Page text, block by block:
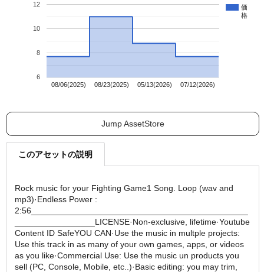
価
格
08/06(2025) 08/23(2025) 05/13(2026) 07/12(2026)
6
8
10
12
Jump AssetStore
このアセットの説明
Rock music for your Fighting Game1 Song. Loop (wav and
mp3)·Endless Power :
2:56______________________________________________
_________________LICENSE·Non-exclusive, lifetime·Youtube
Content ID SafeYOU CAN·Use the music in multple projects:
Use this track in as many of your own games, apps, or videos
as you like·Commercial Use: Use the music un products you
sell (PC, Console, Mobile, etc..)·Basic editing: you may trim,